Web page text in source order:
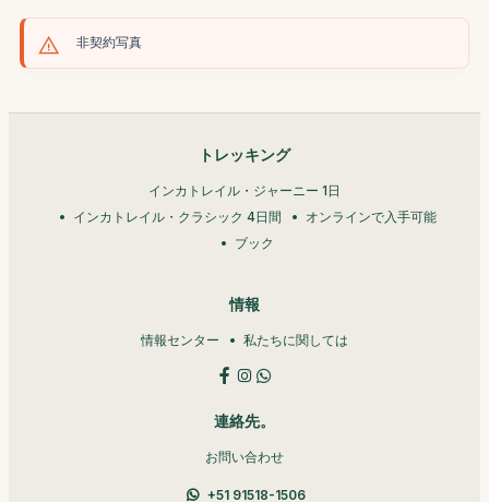
非契約写真
トレッキング
インカトレイル・ジャーニー 1日
インカトレイル・クラシック 4日間
オンラインで入手可能
ブック
情報
情報センター 私たちに関しては
連絡先。
お問い合わせ
+51 91518-1506